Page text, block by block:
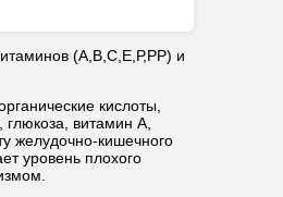
(А,В,С,Е,Р,РР) и
кислоты,
витамин А,
желудочно-кишечного
уровень плохого